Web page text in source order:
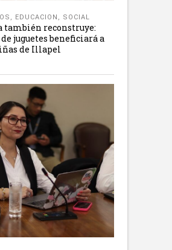
, EDUCACION , SOCIAL
también reconstruye:
juguetes beneficiará a
de Illapel